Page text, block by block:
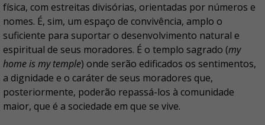
física, com estreitas divisórias, orientadas por números e
nomes. É, sim, um espaço de convivência, amplo o
suficiente para suportar o desenvolvimento natural e
espiritual de seus moradores. É o templo sagrado (my
home is my temple) onde serão edificados os sentimentos,
a dignidade e o caráter de seus moradores que,
posteriormente, poderão repassá-los à comunidade
maior, que é a sociedade em que se vive.